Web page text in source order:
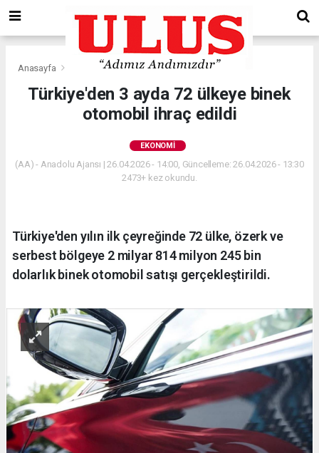
Anasayfa Ekonomi
Türkiye'den 3 ayda 72 ülkeye binek
otomobil ihraç edildi
EKONOMI
(AA) - Anadolu Ajansı | 26.04.2026 - 14:00, Güncelleme: 26.04.2026 - 13:30
2473+ kez okundu.
Türkiye'den yılın ilk çeyreğinde 72 ülke, özerk ve
serbest bölgeye 2 milyar 814 milyon 245 bin
dolarlık binek otomobil satışı gerçekleştirildi.